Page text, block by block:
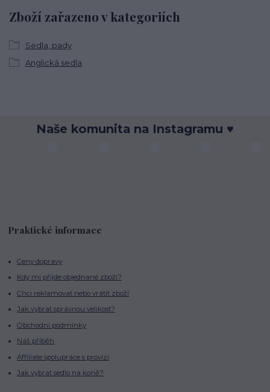
Zboží zařazeno v kategoriích
Sedla, pady
Anglická sedla
Naše komunita na Instagramu ♥
Praktické informace
Ceny dopravy
Kdy mi přijde objednané zboží?
Chci reklamovat nebo vrátit zboží
Jak vybrat správnou velikost?
Obchodní podmínky
Náš příběh
Affiliate spolupráce s provizí
Jak vybrat sedlo na koně?